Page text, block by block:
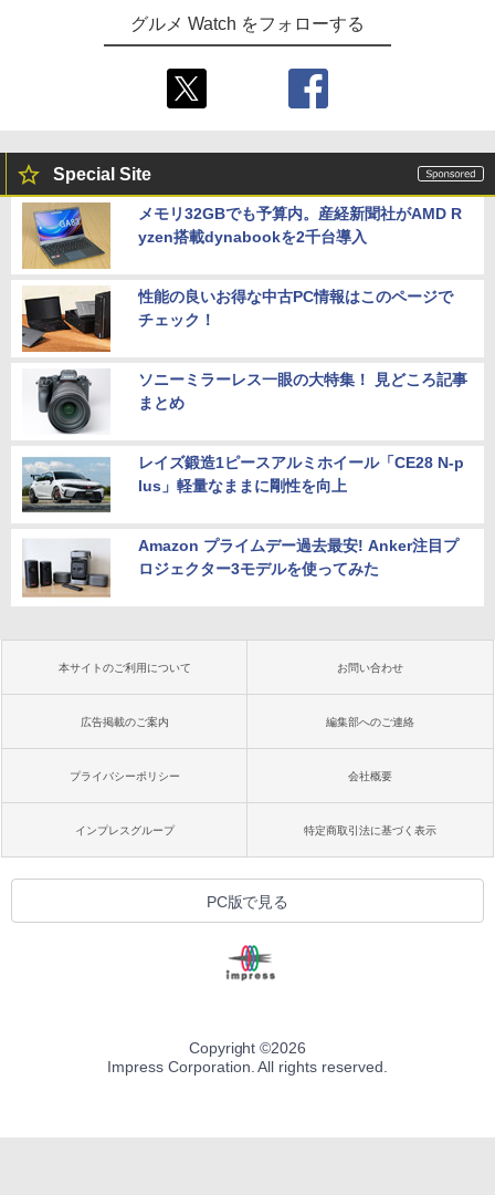
グルメ Watch をフォローする
Special Site
メモリ32GBでも予算内。産経新聞社がAMD R
yzen搭載dynabookを2千台導入
性能の良いお得な中古PC情報はこのページで
チェック！
ソニーミラーレス一眼の大特集！ 見どころ記事
まとめ
レイズ鍛造1ピースアルミホイール「CE28 N-p
lus」軽量なままに剛性を向上
Amazon プライムデー過去最安! Anker注目プ
ロジェクター3モデルを使ってみた
本サイトのご利用について お問い合わせ
広告掲載のご案内 編集部へのご連絡
プライバシーポリシー 会社概要
インプレスグループ 特定商取引法に基づく表示
PC版で見る
Copyright ©2026
Impress Corporation. All rights reserved.